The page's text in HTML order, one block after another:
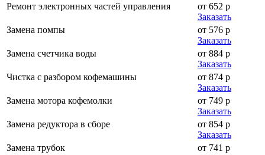
Ремонт электронных частей управления
от 652 р
Заказать
Замена помпы
от 576 р
Заказать
Замена счетчика воды
от 884 р
Заказать
Чистка с разбором кофемашины
от 874 р
Заказать
Замена мотора кофемолки
от 749 р
Заказать
Замена редуктора в сборе
от 854 р
Заказать
Замена трубок
от 741 р